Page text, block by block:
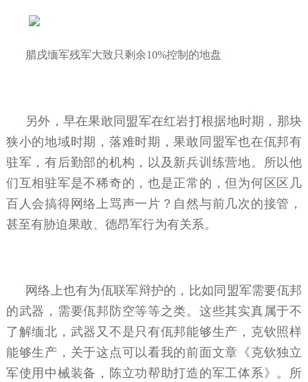
腊戌缅军残军大致只剩余10%控制的地盘
另外，早在果敢同盟军在红岩打根据地时期，那块
狭小的地域时期，落难时期，果敢同盟军也在佤邦有
驻军，有后勤部的机构，以及新兵训练营地。所以他
们互相驻军是不稀奇的，也是正常的，但为何区区几
百人会搞得网络上骂声一片？自然与前几次的接管，
甚至有胁迫果敢、德昂军行为有关系。
网络上也有为佤联军辩护的，比如同盟军需要佤邦
的武器，需要佤邦防空等等之类。这些其实真属于不
了解缅北，武器又不是只有佤邦能够生产，克钦照样
能够生产，关于这点可以看我的前面文章《克钦独立
军使用中械装备，陈立功帮助打造的军工体系》。所